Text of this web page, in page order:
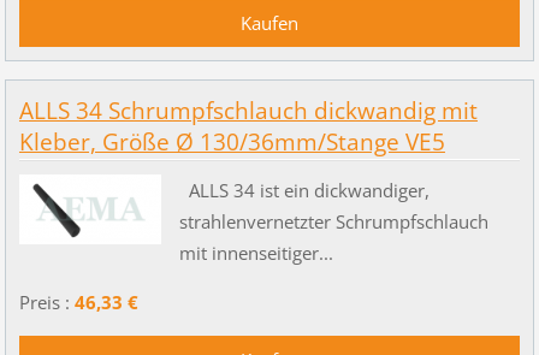
ALLS 34 Schrumpfschlauch dickwandig mit
Kleber, Größe Ø 130/36mm/Stange VE5
ALLS 34 ist ein dickwandiger,
strahlenvernetzter Schrumpfschlauch
mit innenseitiger...
Preis : 46,33 €